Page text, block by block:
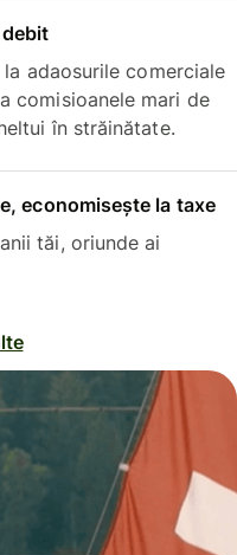
adaosurile comerciale
comisioanele mari de
în străinătate.
economisește la taxe
tăi, oriunde ai